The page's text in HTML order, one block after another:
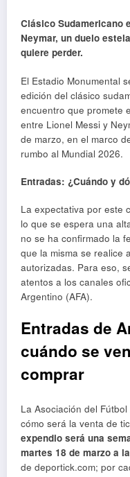
Clásico Sudamericano
Neymar, un duelo
quiere perder.
El Estadio Monumental
edición del clásico
encuentro que promete
entre Lionel Messi y
de marzo, en el marco
rumbo al Mundial 2026.
Entradas: ¿Cuándo y
La expectativa por este
lo que se espera una
no se ha confirmado la
que la misma se realice
autorizadas. Para eso,
atentos a los canales
Argentino (AFA).
Entradas de
cuándo se
comprar
La Asociación del
cómo será la venta de
expendio será una
martes 18 de marzo a
de deportick.com; por